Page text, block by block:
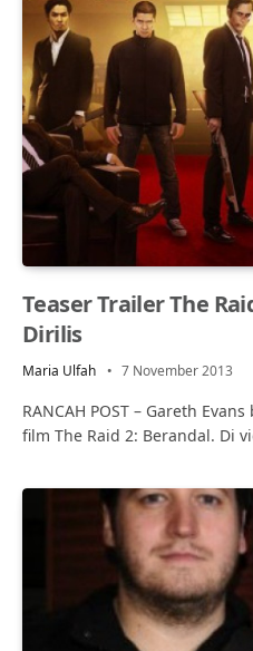
Teaser Trailer The
Dirilis
Maria Ulfah 7 November 2013
RANCAH POST – Gareth
film The Raid 2: Berandal. Di